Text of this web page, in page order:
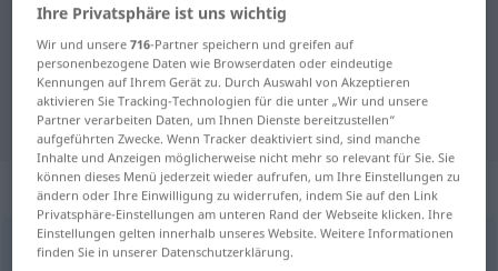
Spanisch-Deutsch Übersetzung für
"recio"
"recio" Deutsch Übersetzung
„recio“: adjetivo
recio [ˈrrɛθĭo]adj
Ihre Privatsphäre ist uns wichtig
Wir und unsere716-Partner speichern und greifen auf
personenbezogene Daten wie Browserdaten oder eindeutige
Kennungen auf Ihrem Gerät zu. Durch Auswahl von Akzeptieren
aktivieren Sie Tracking-Technologien für die unter „Wir und unsere
Partner verarbeiten Daten, um Ihnen Dienste bereitzustellen“
aufgeführten Zwecke. Wenn Tracker deaktiviert sind, sind manche
Inhalte und Anzeigen möglicherweise nicht mehr so relevant für Sie. Sie
können dieses Menü jederzeit wieder aufrufen, um Ihre Einstellungen zu
ändern oder Ihre Einwilligung zu widerrufen, indem Sie auf den Link
Privatsphäre-Einstellungen am unteren Rand der Webseite klicken. Ihre
Einstellungen gelten innerhalb unseres Website. Weitere Informationen
finden Sie in unserer Datenschutzerklärung.